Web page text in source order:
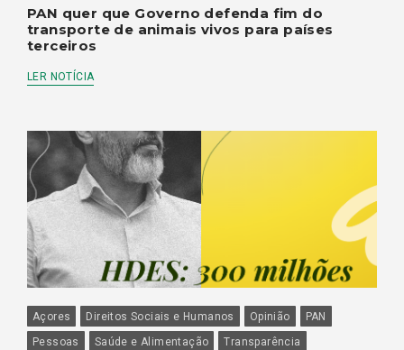
PAN quer que Governo defenda fim do
transporte de animais vivos para países
terceiros
LER NOTÍCIA
Açores Direitos Sociais e Humanos Opinião
PAN
Pessoas
Saúde e Alimentação Transparência